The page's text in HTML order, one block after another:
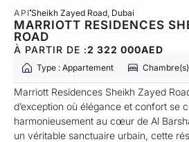
API Sheikh Zayed Road , Dubai
MARRIOTT RESIDENCES
ROAD
À PARTIR DE :2 322 000AED
Type : Appartement
Marriott Residences Sheikh Zayed
d’exception où élégance et confort se
harmonieusement au cœur de Al
un véritable sanctuaire urbain, cette